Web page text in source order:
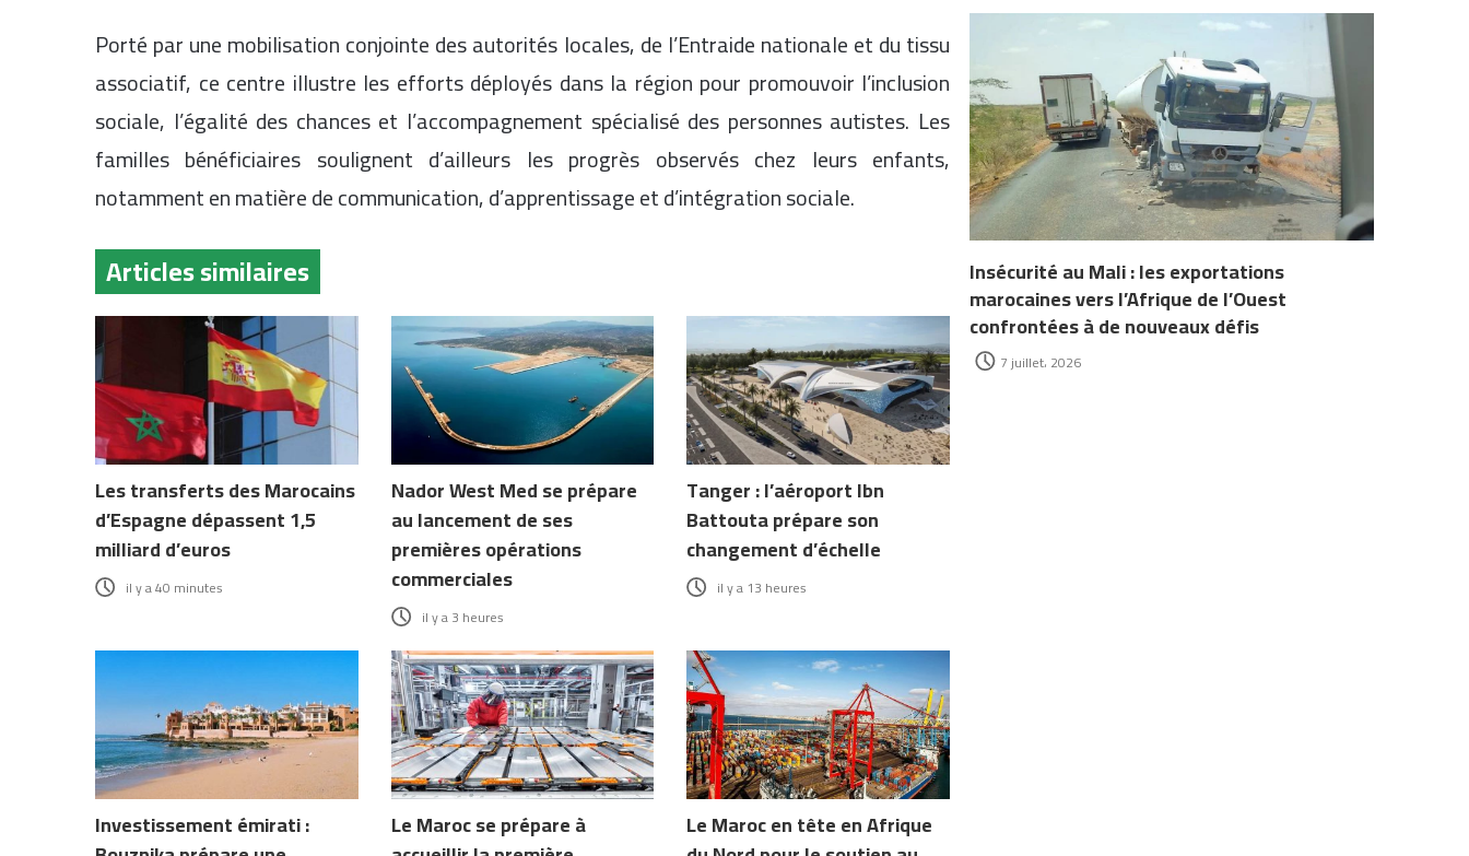
Porté par une mobilisation conjointe des autorités locales, de l’Entraide nationale et du tissu
associatif, ce centre illustre les efforts déployés dans la région pour promouvoir l’inclusion
sociale, l’égalité des chances et l’accompagnement spécialisé des personnes autistes. Les
familles bénéficiaires soulignent d’ailleurs les progrès observés chez leurs enfants,
notamment en matière de communication, d’apprentissage et d’intégration sociale.
Articles similaires
Les transferts des Marocains
d’Espagne dépassent 1,5
milliard d’euros
il y a 40 minutes
Nador West Med se prépare
au lancement de ses
premières opérations
commerciales
il y a 3 heures
Tanger : l’aéroport Ibn
Battouta prépare son
changement d’échelle
il y a 13 heures
Investissement émirati :
Le Maroc se prépare à
Le Maroc en tête en Afrique
Insécurité au Mali : les exportations
marocaines vers l’Afrique de l’Ouest
confrontées à de nouveaux défis
7 juillet، 2026